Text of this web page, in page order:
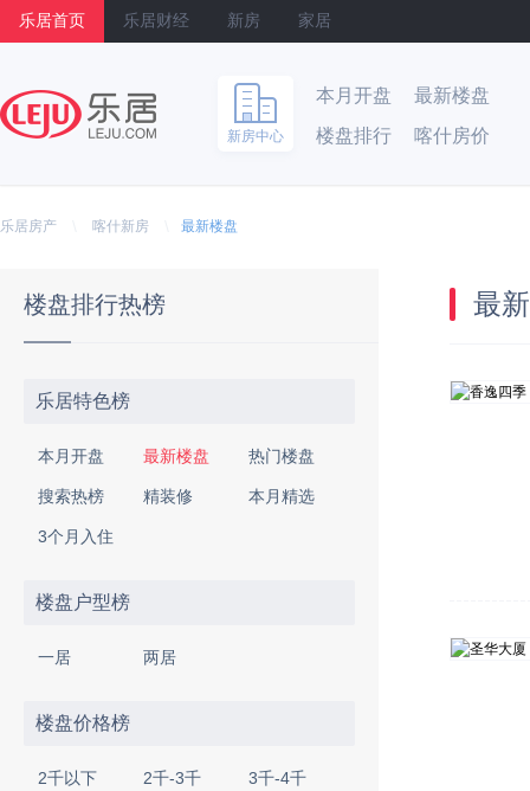
乐居首页 乐居财经 新房 家居
新房中心
本月开盘
最新楼盘
楼盘排行
喀什房价
乐居房产 喀什新房 最新楼盘
楼盘排行热榜
乐居特色榜
本月开盘 最新楼盘 热门楼盘
搜索热榜 精装修 本月精选
3个月入住
楼盘户型榜
一居 两居
楼盘价格榜
2千以下 2千-3千 3千-4千
最